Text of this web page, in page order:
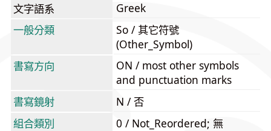
文字語系
Greek
一般分類
So / 其它符號
(Other_Symbol)
書寫方向
ON / most other symbols
and punctuation marks
書寫鏡射
N / 否
組合類別
0 / Not_Reordered; 無